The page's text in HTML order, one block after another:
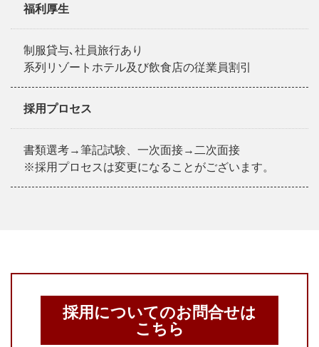
福利厚生
制服貸与､社員旅行あり
系列リゾートホテル及び飲食店の従業員割引
採用プロセス
書類選考→筆記試験、一次面接→二次面接
※採用プロセスは変更になることがございます。
採用についてのお問合せは
こちら